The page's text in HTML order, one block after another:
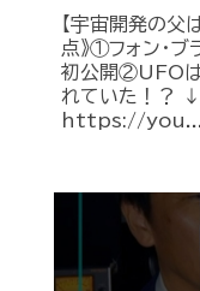
【宇宙開発の父
点》①フォン・
初公開②UFOは
れていた！？ ↓
https://you...